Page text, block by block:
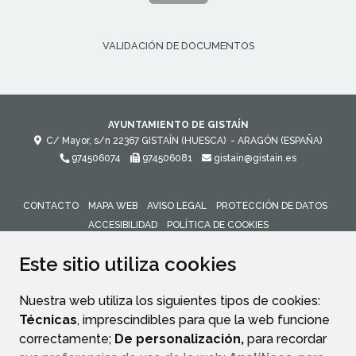
Este sitio utiliza cookies
Nuestra web utiliza los siguientes tipos de cookies:
Técnicas, imprescindibles para que la web funcione
correctamente; De personalización, para recordar
VALIDACIÓN DE DOCUMENTOS
AYUNTAMIENTO DE GISTAÍN
C/ Mayor, s/n 22367 GISTAÍN (HUESCA) - ARAGÓN (ESPAÑA)
974506074
974506081 gistain@gistain.es
CONTACTO MAPA WEB AVISO LEGAL
PROTECCIÓN DE DATOS
ACCESIBILIDAD
POLÍTICA DE COOKIES